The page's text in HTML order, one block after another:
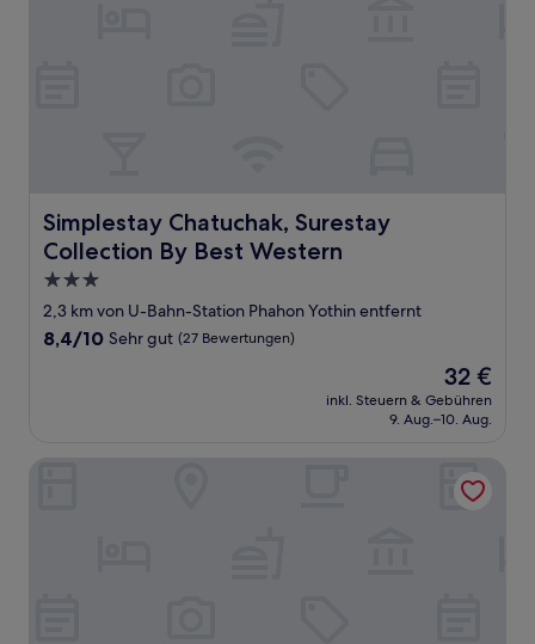
Simplestay Chatuchak, Surestay
Collection By Best Western
Simplestay Chatuchak, Surestay Collection By Best
3.0-
Sterne-
Unterkunft
2,3 km von U-Bahn-Station Phahon Yothin entfernt
8.4
Bewertungen)
8,4/10 Sehr gut (27 Bewertungen)
Der
Preis
beträgt
32 €
inkl. Steuern & Gebühren
9. Aug.–10. Aug.